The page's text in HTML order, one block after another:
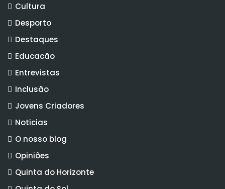
Cultura
Desporto
Destaques
Educacão
Entrevistas
Inclusão
Jovens Criadores
Noticias
O nosso blog
Opiniões
Quinta do Horizonte